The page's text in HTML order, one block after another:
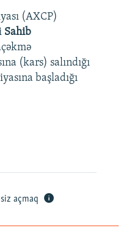
360p
720p
1080p
(AXCP)
Sahib
(kars) salındığı
başladığı
açmaq